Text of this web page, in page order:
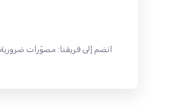
انضم إلى فريقنا: مصوّرات